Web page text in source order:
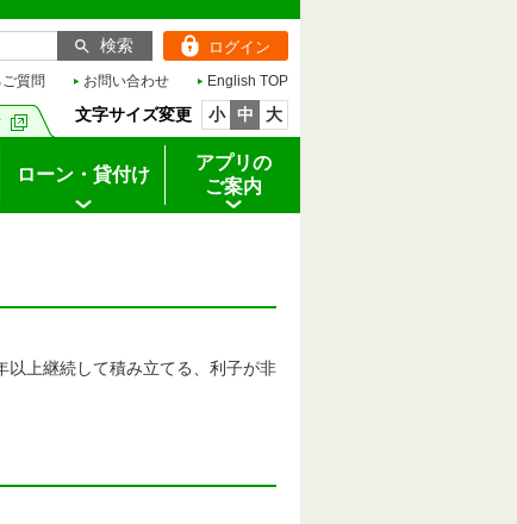
文字サイズ変更 小 中 大
ローン・貸付け
アプリの
ご案内
質問 お問い合わせ English TOP
ログイン
以上継続して積み立てる、利子が非